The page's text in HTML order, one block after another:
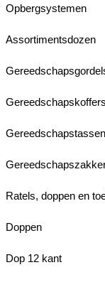
Opbergsystemen
Assortimentsdozen
Gereedschapskoffers
Gereedschapstassen
Ratels, doppen en
Doppen
Dop 12 kant